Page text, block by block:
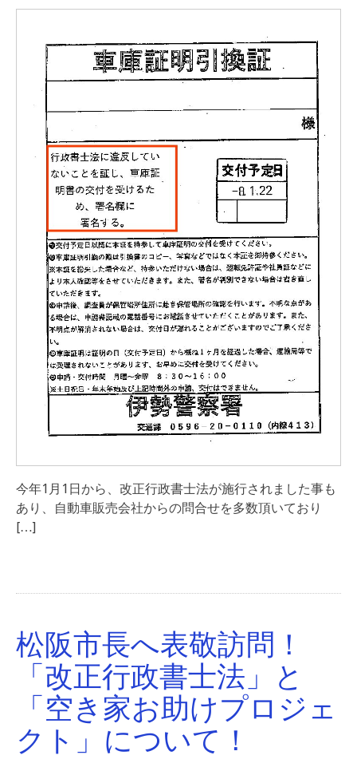
今年1月1日から、改正行政書士法が施行されました事も
あり、自動車販売会社からの問合せを多数頂いており
[…]
松阪市長へ表敬訪問！
「改正行政書士法」と
「空き家お助けプロジェ
クト」について！